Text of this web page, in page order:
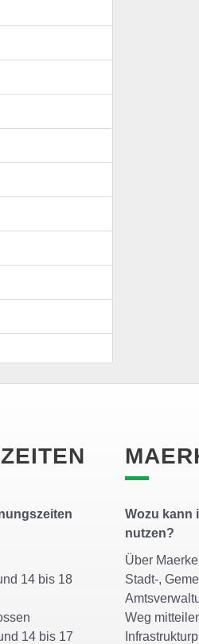
14 bis 18
14 bis 17
Wozu kann
nutzen?
Über
Stadt-,
Weg